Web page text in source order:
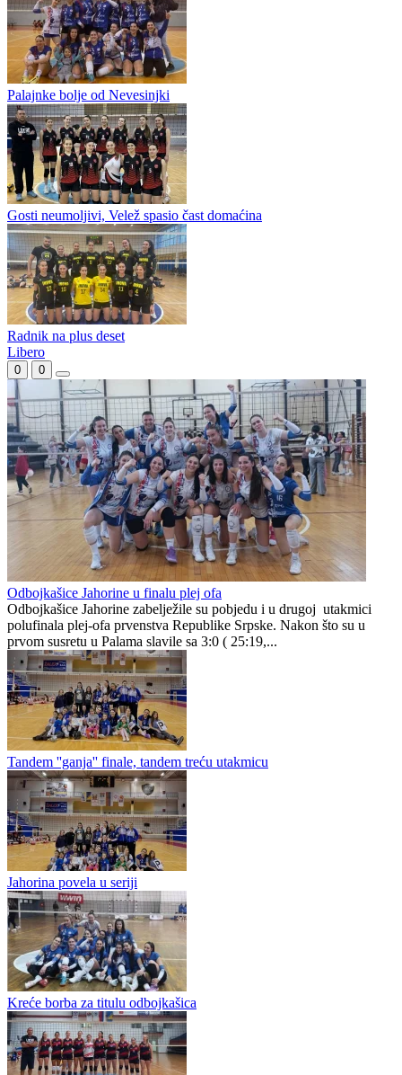
U Ljubinju i Gacku finale Kupa Republike Srpske
Pod pokroviteljstvom OS Republike Srpske, finale Kupa Republike
Srpske u odbojci za seniore odigraće se u Ljubinju u subotu 22.
novembra u 16,00 časova. Sastaju se OK "Ljubinje Bankom" i OK
"Tempo"...
Gacko i Bimal Jedinstvo u finalu Kupa Republike Srpske
Poznati polufinalisti odbojkaškog Kupa Republike Srpske
Palajnke bolje od Nevesinjki
Gosti neumoljivi, Velež spasio čast domaćina
Radnik na plus deset
Libero
0
Odbojkašice Jahorine u finalu plej ofa
Odbojkašice Jahorine zabelježile su pobjedu i u drugoj utakmici
polufinala plej-ofa prvenstva Republike Srpske. Nakon što su u
prvom susretu u Palama slavile sa 3:0 ( 25:19,...